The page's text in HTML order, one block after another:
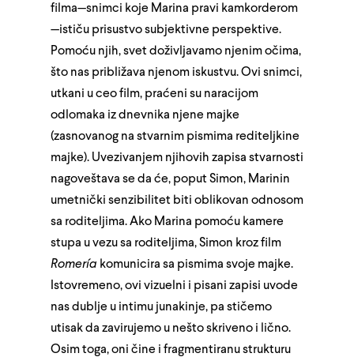
filma—snimci koje Marina pravi kamkorderom
—ističu prisustvo subjektivne perspektive.
Pomoću njih, svet doživljavamo njenim očima,
što nas približava njenom iskustvu. Ovi snimci,
utkani u ceo film, praćeni su naracijom
odlomaka iz dnevnika njene majke
(zasnovanog na stvarnim pismima rediteljkine
majke). Uvezivanjem njihovih zapisa stvarnosti
nagoveštava se da će, poput Simon, Marinin
umetnički senzibilitet biti oblikovan odnosom
sa roditeljima. Ako Marina pomoću kamere
stupa u vezu sa roditeljima, Simon kroz film
Romería komunicira sa pismima svoje majke.
Istovremeno, ovi vizuelni i pisani zapisi uvode
nas dublje u intimu junakinje, pa stičemo
utisak da zavirujemo u nešto skriveno i lično.
Osim toga, oni čine i fragmentiranu strukturu